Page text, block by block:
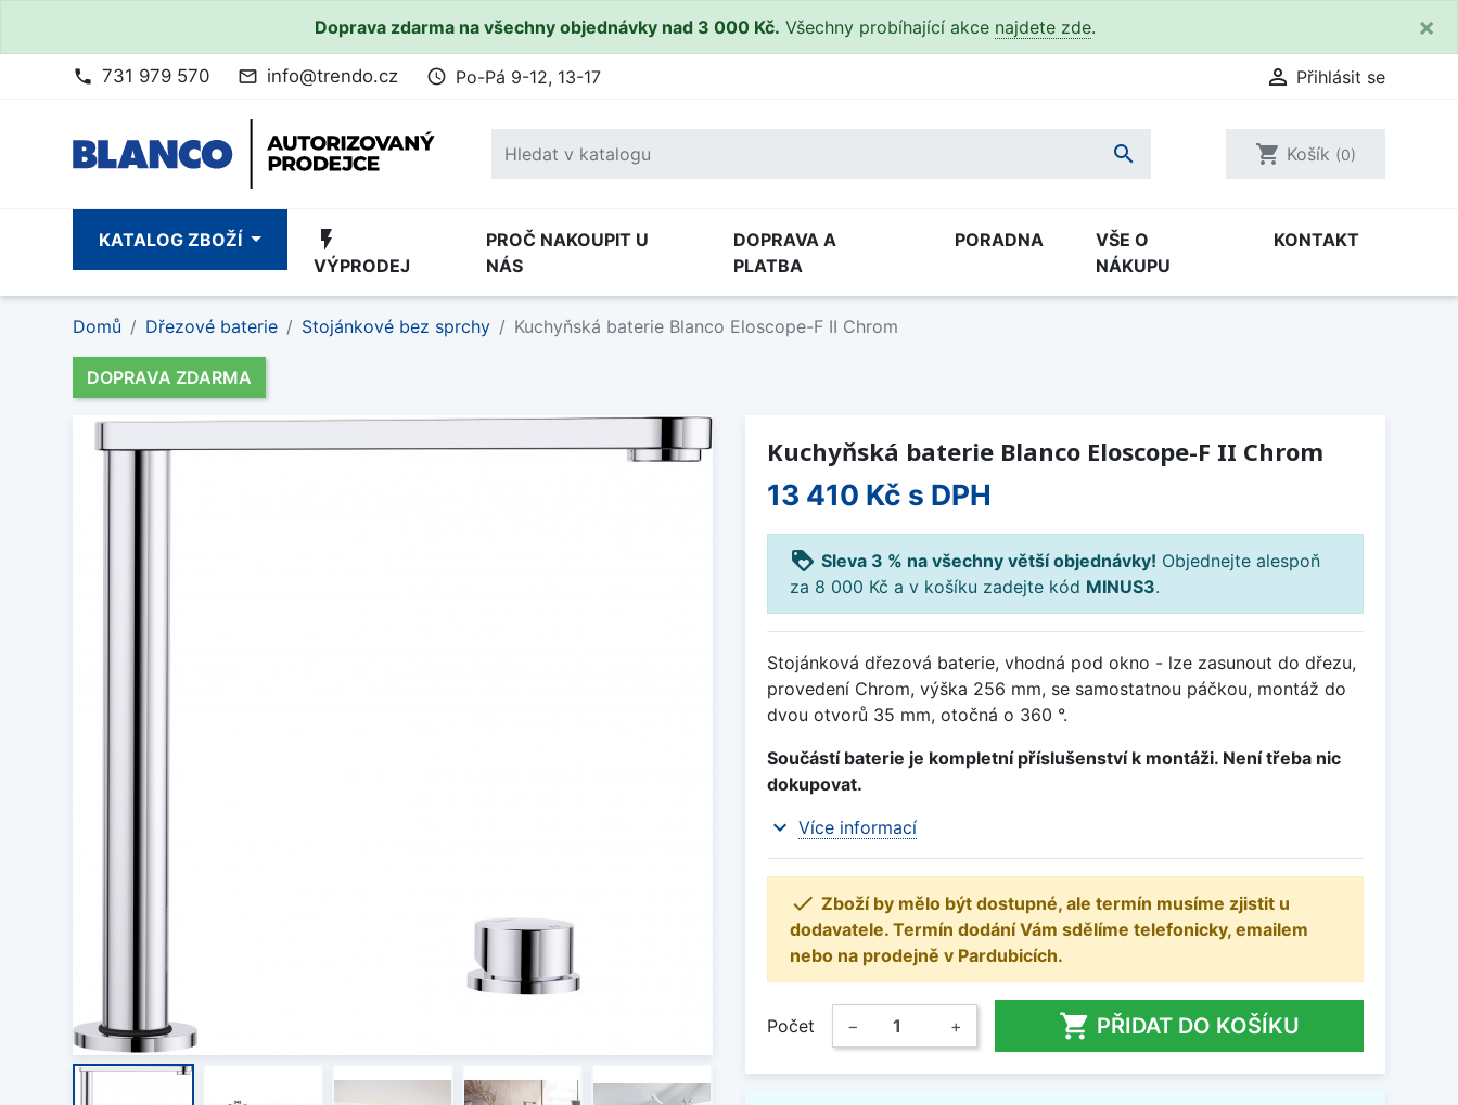
Doprava zdarma na všechny objednávky nad 3 000 Kč. Všechny probíhající akce najdete zde. ×
phone 731 979 570 mail_outline info@trendo.cz access_time Po-Pá 9-12, 13-17  Přihlásit se
 shopping_cart Košík (0)
KATALOG ZBOŽÍ flash_on
VÝPRODEJ
PROČ NAKOUPIT U
NÁS
DOPRAVA A
PLATBA
PORADNA
VŠE O
NÁKUPU
KONTAKT
Domů Dřezové baterie Stojánkové bez sprchy Kuchyňská baterie Blanco Eloscope-F II Chrom
DOPRAVA ZDARMA
Kuchyňská baterie Blanco Eloscope-F II Chrom
13 410 Kč s DPH
loyalty Sleva 3 % na všechny větší objednávky! Objednejte alespoň
za 8 000 Kč a v košíku zadejte kód MINUS3.
Stojánková dřezová baterie, vhodná pod okno - lze zasunout do dřezu,
provedení Chrom, výška 256 mm, se samostatnou páčkou, montáž do
dvou otvorů 35 mm, otočná o 360 °.
Součástí baterie je kompletní příslušenství k montáži. Není třeba nic
dokupovat.
expand_more Více informací
 Zboží by mělo být dostupné, ale termín musíme zjistit u
dodavatele. Termín dodání Vám sdělíme telefonicky, emailem
nebo na prodejně v Pardubicích.
Počet − +  PŘIDAT DO KOŠÍKU